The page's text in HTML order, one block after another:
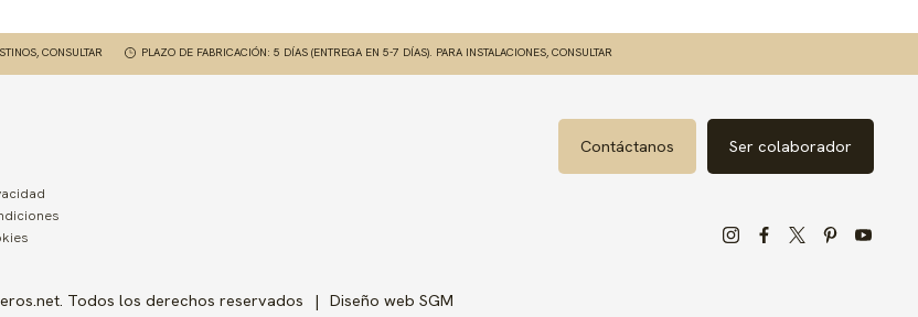
CONSULTAR PLAZO DE FABRICACIÓN: 5 DÍAS (ENTREGA EN 5-7 DÍAS). PARA INSTALACIONES, CONSULTAR
Contáctanos Ser colaborador
Todos los derechos reservados Diseño web SGM